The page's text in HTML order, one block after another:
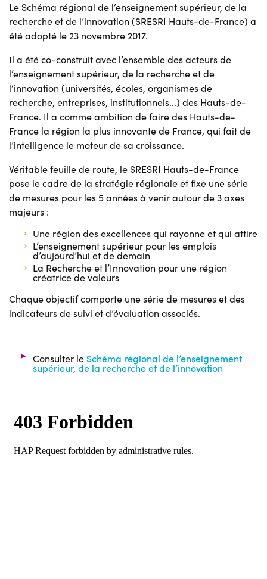
Le Schéma régional de l’enseignement supérieur, de la
recherche et de l’innovation (SRESRI Hauts-de-France) a
été adopté le 23 novembre 2017.
Il a été co-construit avec l’ensemble des acteurs de
l’enseignement supérieur, de la recherche et de
l’innovation (universités, écoles, organismes de
recherche, entreprises, institutionnels...) des Hauts-de-
France. Il a comme ambition de faire des Hauts-de-
France la région la plus innovante de France, qui fait de
l’intelligence le moteur de sa croissance.
Véritable feuille de route, le SRESRI Hauts-de-France
pose le cadre de la stratégie régionale et fixe une série
de mesures pour les 5 années à venir autour de 3 axes
majeurs :
Une région des excellences qui rayonne et qui attire
L’enseignement supérieur pour les emplois
d’aujourd’hui et de demain
La Recherche et l’Innovation pour une région
créatrice de valeurs
Chaque objectif comporte une série de mesures et des
indicateurs de suivi et d’évaluation associés.
Consulter le Schéma régional de l’enseignement
supérieur, de la recherche et de l’innovation